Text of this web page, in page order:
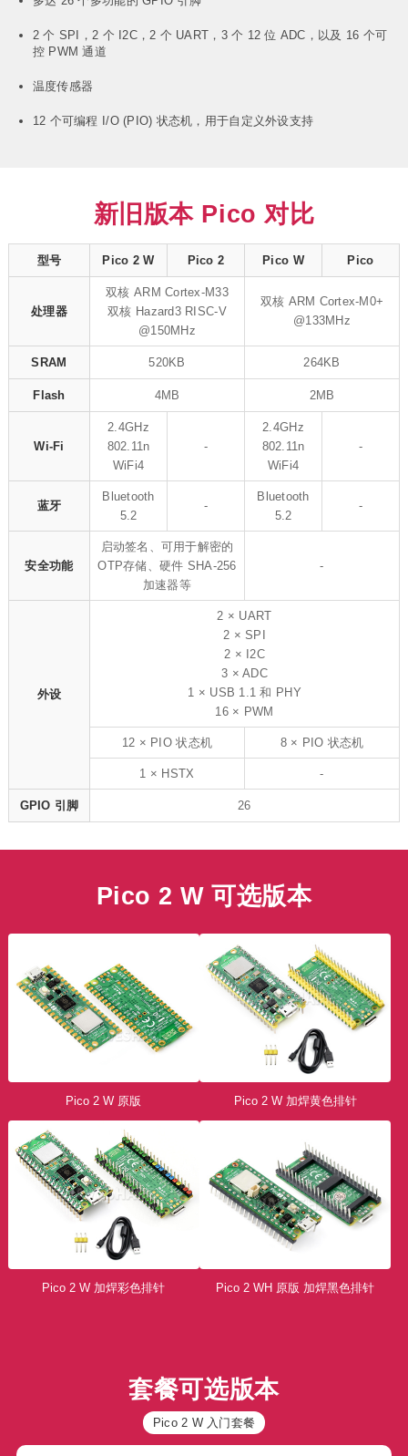
2 个 SPI，2 个 I2C，2 个 UART，3 个 12 位 ADC，以及 16 个可
控 PWM 通道
温度传感器
12 个可编程 I/O (PIO) 状态机，用于自定义外设支持
新旧版本 Pico 对比
型号 Pico 2 W Pico 2 Pico W Pico
处理器
双核 ARM Cortex-M33
双核 Hazard3 RISC-V
@150MHz
双核 ARM Cortex-M0+
@133MHz
SRAM 520KB 264KB
Flash 4MB 2MB
Wi-Fi
2.4GHz
802.11n
WiFi4
-
2.4GHz
802.11n
WiFi4
-
蓝牙
Bluetooth
5.2
-
Bluetooth
5.2
-
安全功能
启动签名、可用于解密的
OTP存储、硬件 SHA-256
加速器等
-
外设
2 × UART
2 × SPI
2 × I2C
3 × ADC
1 × USB 1.1 和 PHY
16 × PWM
12 × PIO 状态机 8 × PIO 状态机
1 × HSTX -
GPIO 引脚 26
Pico 2 W 可选版本
Pico 2 W 原版 Pico 2 W 加焊黄色排针
Pico 2 W 加焊彩色排针 Pico 2 WH 原版 加焊黑色排针
套餐可选版本
Pico 2 W 入门套餐